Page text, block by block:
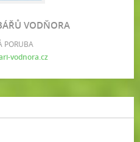
VODŇORA
PORUBA
vodnora.cz